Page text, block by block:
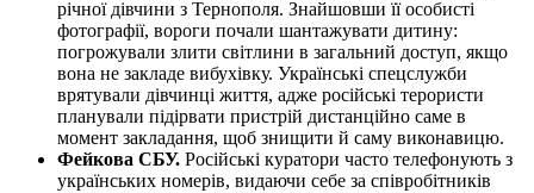
річної дівчини з Тернополя. Знайшовши її особисті
фотографії, вороги почали шантажувати дитину:
погрожували злити світлини в загальний доступ, якщо
вона не закладе вибухівку. Українські спецслужби
врятували дівчинці життя, адже російські терористи
планували підірвати пристрій дистанційно саме в
момент закладання, щоб знищити й саму виконавицю.
Фейкова СБУ. Російські куратори часто телефонують з
українських номерів, видаючи себе за співробітників